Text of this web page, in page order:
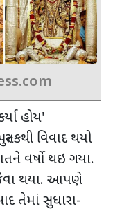
હોય'
વિવાદ થયો
વર્ષો થઇ ગયા.
થયા. આપણે
તેમાં સુધારા-